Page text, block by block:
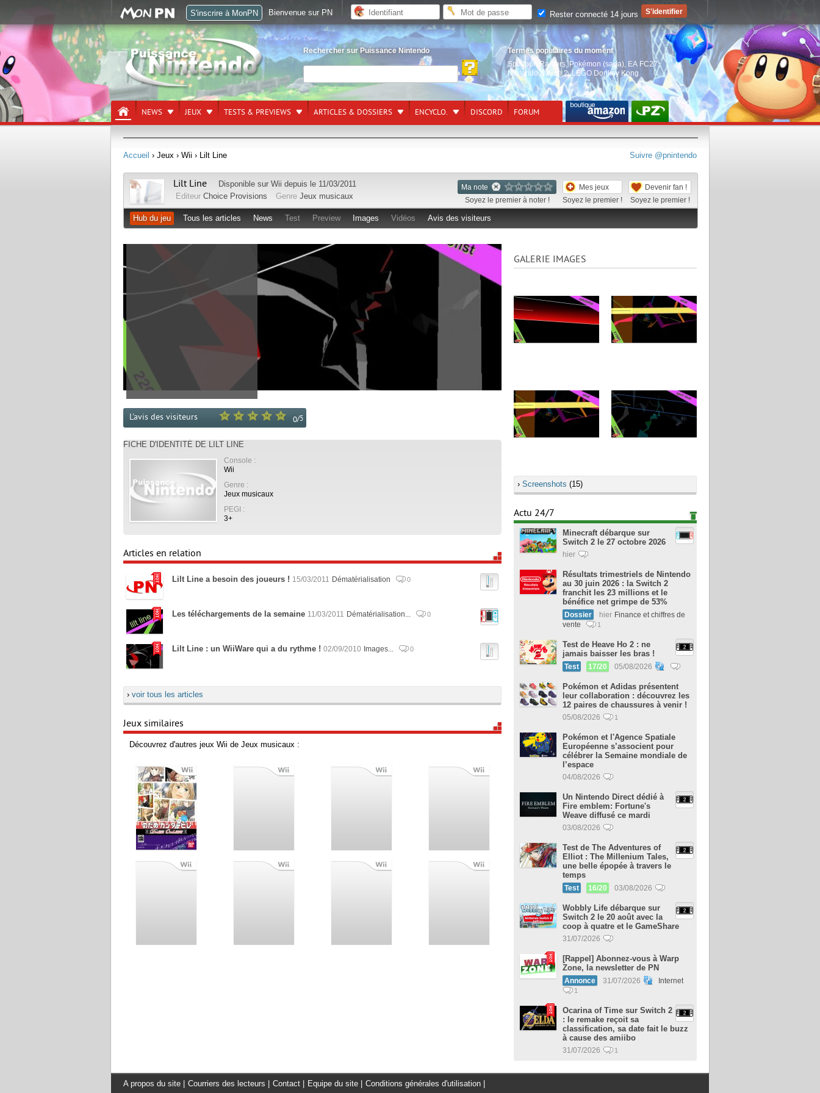
Rechercher sur Puissance Nintendo
Termes populaires du moment
Splatoon Raiders, Pokémon (saga) EA FC27,
Nintendo Switch 2,LEGO Donkey Kong
NEWS JEUX TESTS & PREVIEWS ARTICLES & DOSSIERS ENCYCLO. DISCORD FORUM
Suivre @pnintendo
Accueil › Jeux › Wii › Lilt Line
Ma note
Soyez le premier à noter !
Mes jeux
Soyez le premier !
Devenir fan !
Soyez le premier !
Lilt Line Disponible sur Wii depuis le 11/03/2011
Editeur Choice Provisions Genre Jeux musicaux
Hub du jeu Tous les articles News Test Preview Images Vidéos Avis des visiteurs
0/5
L'avis des visiteurs
FICHE D'IDENTITÉ DE LILT LINE
Console :
Wii
Genre :
Jeux musicaux
PEGI :
3+
Articles en relation
Lilt Line a besoin des joueurs ! 15/03/2011 Dématérialisation 0
Les téléchargements de la semaine 11/03/2011 Dématérialisation... 0
Lilt Line : un WiiWare qui a du rythme ! 02/09/2010 Images... 0
› voir tous les articles
Jeux similaires
Découvrez d'autres jeux Wii de Jeux musicaux :
GALERIE IMAGES
› Screenshots (15)
Actu 24/7
Minecraft débarque sur
Switch 2 le 27 octobre 2026
hier
Résultats trimestriels de Nintendo
au 30 juin 2026 : la Switch 2
franchit les 23 millions et le
bénéfice net grimpe de 53%
Dossier hier Finance et chiffres de
vente
1
Test de Heave Ho 2 : ne
jamais baisser les bras !
Test 17/20 05/08/2026
Pokémon et Adidas présentent
leur collaboration : découvrez les
12 paires de chaussures à venir !
05/08/2026 1
Pokémon et l'Agence Spatiale
Européenne s’associent pour
célébrer la Semaine mondiale de
l’espace
04/08/2026
Un Nintendo Direct dédié à
Fire emblem: Fortune's
Weave diffusé ce mardi
03/08/2026
Test de The Adventures of
Elliot : The Millenium Tales,
une belle épopée à travers le
temps
Test 16/20 03/08/2026
Wobbly Life débarque sur
Switch 2 le 20 août avec la
coop à quatre et le GameShare
31/07/2026
[Rappel] Abonnez-vous à Warp
Zone, la newsletter de PN
Annonce 31/07/2026 Internet
1
Ocarina of Time sur Switch 2
: le remake reçoit sa
classification, sa date fait le buzz
à cause des amiibo
31/07/2026 1
A propos du site Courriers des lecteurs Contact Equipe du site Conditions générales d'utilisation
S'inscrire à MonPN Bienvenue sur PN Rester connecté 14 jours